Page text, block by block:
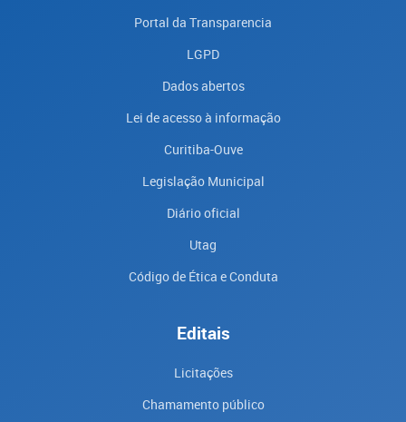
Portal da Transparencia
LGPD
Dados abertos
Lei de acesso à informação
Curitiba-Ouve
Legislação Municipal
Diário oficial
Utag
Código de Ética e Conduta
Editais
Licitações
Chamamento público